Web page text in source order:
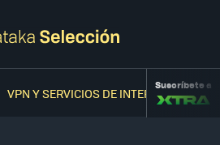
VPN Y SERVICIOS DE INTERNETSuscríbete a